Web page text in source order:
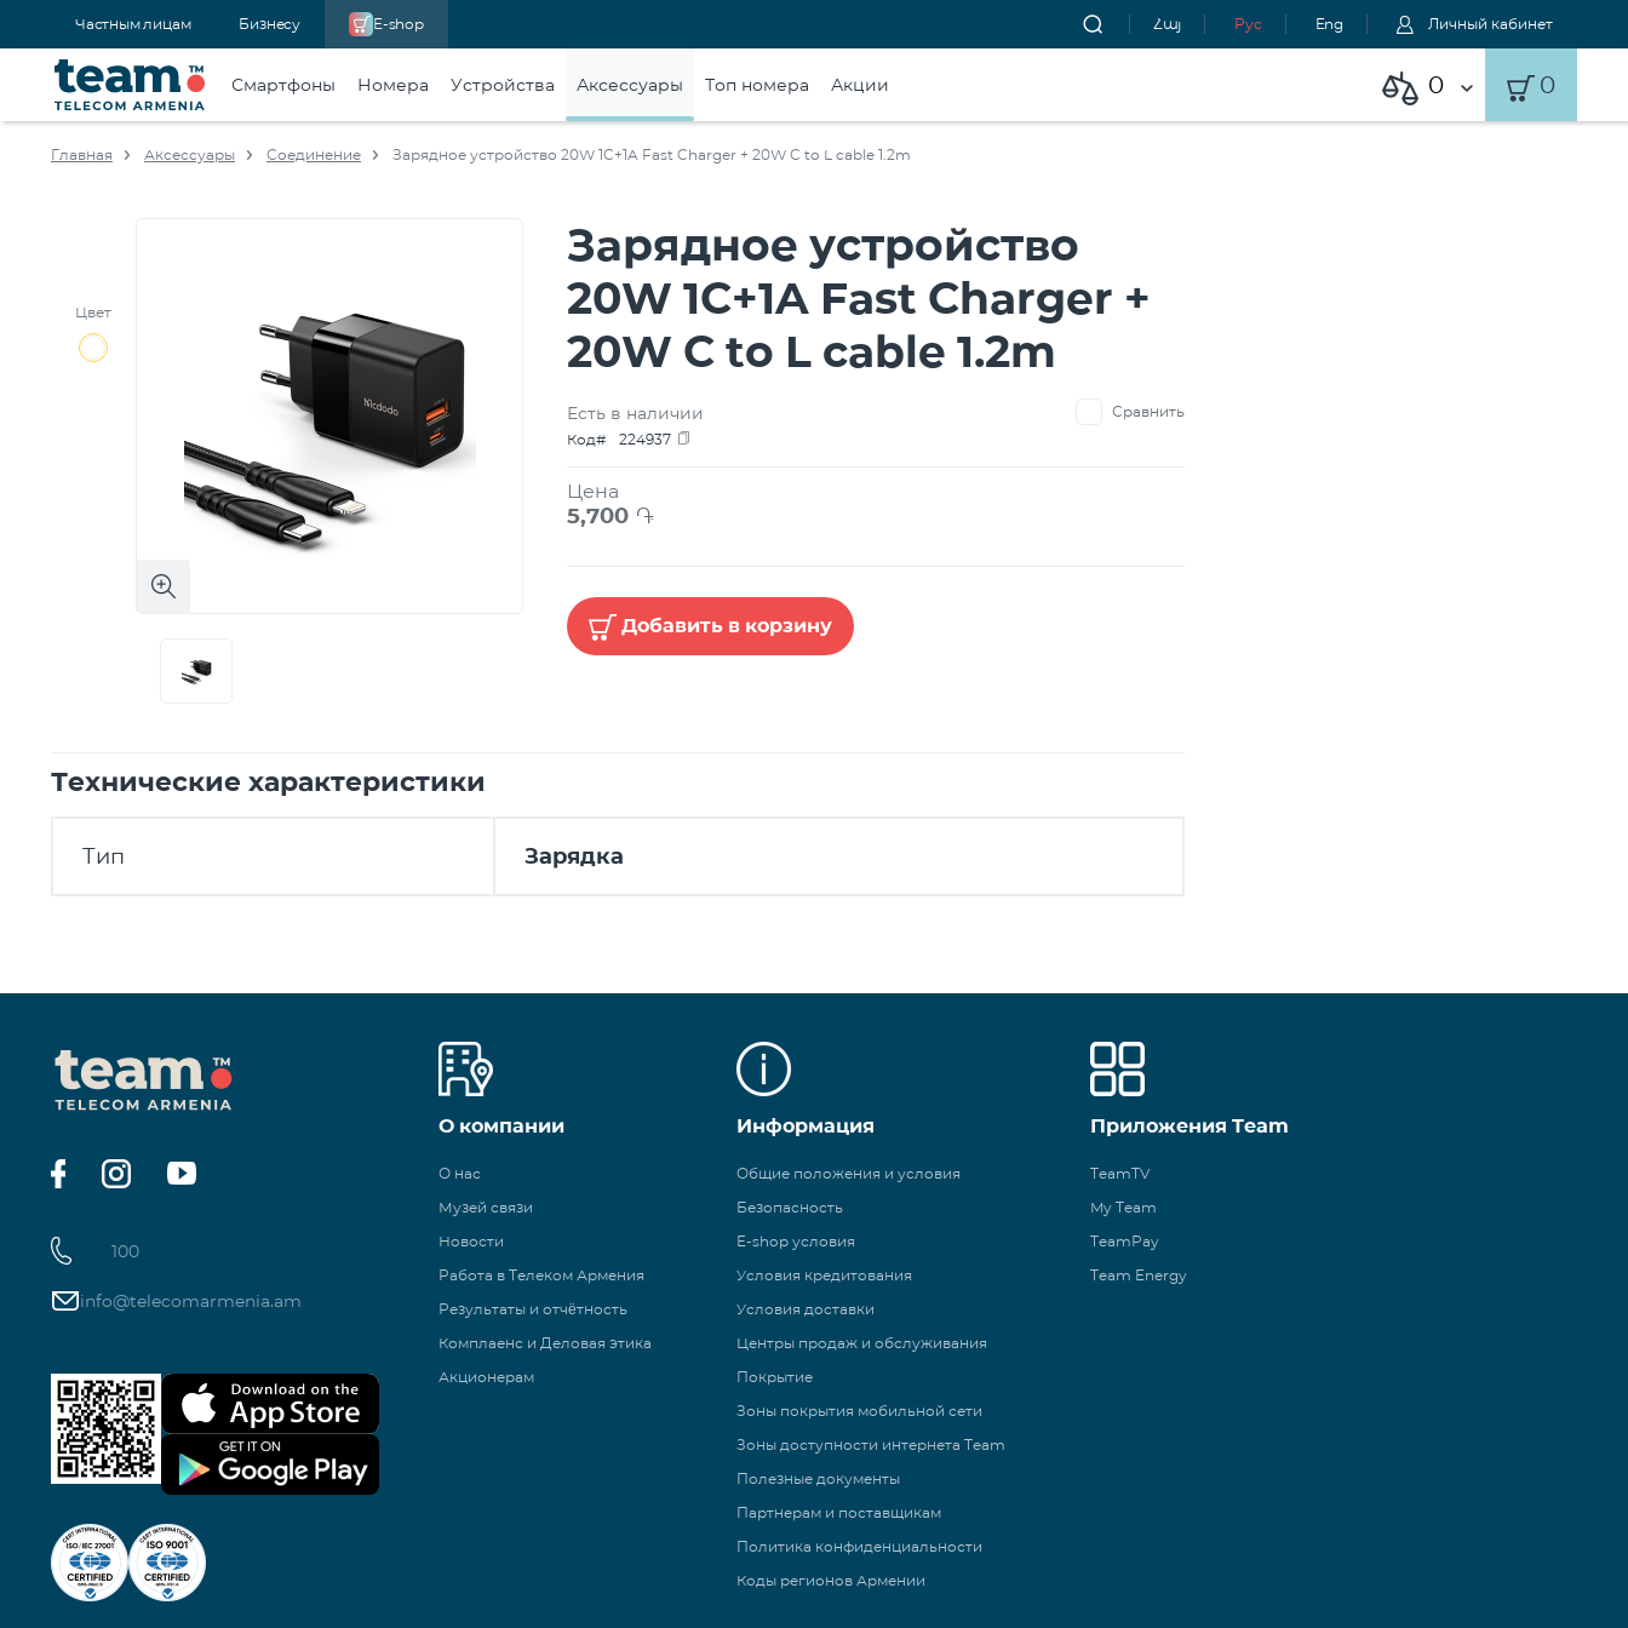
Частным лицам Бизнесу E-shop Հայ Рус Eng Личный кабинет
Смартфоны Номера Устройства Аксессуары Топ номера Акции 0 0
Главная Аксессуары Соединение Зарядное устройство 20W 1C+1A Fast Charger + 20W C to L cable 1.2m
Цвет
Зарядное устройство
20W 1C+1A Fast Charger +
20W C to L cable 1.2m
Есть в наличии
Сравнить
Код#
224937
Цена
5,700 ֏
Добавить в корзину
Технические характеристики
Тип Зарядка
100
info@telecomarmenia.am
О компании
О нас
Музей связи
Новости
Работа в Телеком Армения
Результаты и отчётность
Комплаенс и Деловая этика
Акционерам
Информация
Общие положения и условия
Безопасность
E-shop условия
Условия кредитования
Условия доставки
Центры продаж и обслуживания
Покрытие
Зоны покрытия мобильной сети
Зоны доступности интернета Team
Полезные документы
Партнерам и поставщикам
Политика конфиденциальности
Коды регионов Армении
Приложения Team
TeamTV
My Team
TeamPay
Team Energy